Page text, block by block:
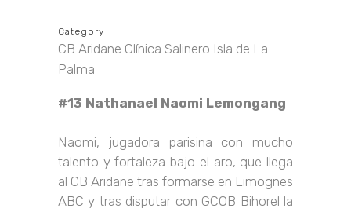
Category
CB Aridane Clínica Salinero Isla de La
Palma
#13 Nathanael Naomi Lemongang
Naomi, jugadora parisina con mucho
talento y fortaleza bajo el aro, que llega
al CB Aridane tras formarse en Limognes
ABC y tras disputar con GCOB Bihorel la